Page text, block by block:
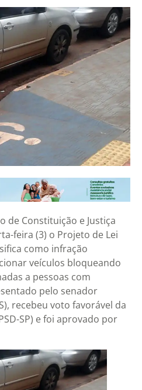
de Constituição e Justiça
feira (3) o Projeto de Lei
como infração
veículos bloqueando
a pessoas com
pelo senador
recebeu voto favorável da
SP) e foi aprovado por